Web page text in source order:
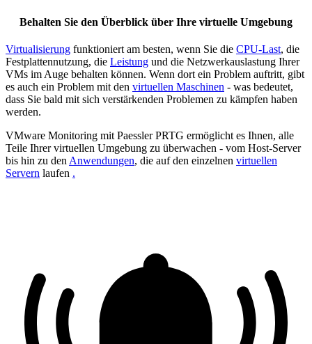
Behalten Sie den Überblick über Ihre virtuelle Umgebung
Virtualisierung funktioniert am besten, wenn Sie die CPU-Last, die
Festplattennutzung, die Leistung und die Netzwerkauslastung Ihrer
VMs im Auge behalten können. Wenn dort ein Problem auftritt, gibt
es auch ein Problem mit den virtuellen Maschinen - was bedeutet,
dass Sie bald mit sich verstärkenden Problemen zu kämpfen haben
werden.
VMware Monitoring mit Paessler PRTG ermöglicht es Ihnen, alle
Teile Ihrer virtuellen Umgebung zu überwachen - vom Host-Server
bis hin zu denAnwendungen, die auf den einzelnen virtuellen
Servern laufen .